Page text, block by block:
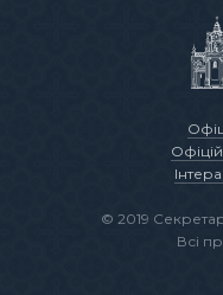
© 2019
Всі